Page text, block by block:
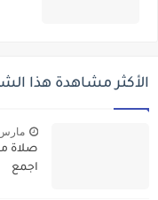
الأكثر مشاهدة هذا
مارس 28,
صلاة
اجمع